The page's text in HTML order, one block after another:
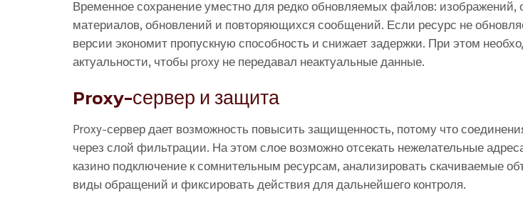
Временное сохранение уместно для редко обновляемых файлов: изображений,
материалов, обновлений и повторяющихся сообщений. Если ресурс не
версии экономит пропускную способность и снижает задержки. При этом
актуальности, чтобы proxy не передавал неактуальные данные.
Proxy-сервер и защита
Proxy-сервер дает возможность повысить защищенность, потому что
через слой фильтрации. На этом слое возможно отсекать нежелательные
казино подключение к сомнительным ресурсам, анализировать скачиваемые
виды обращений и фиксировать действия для дальнейшего контроля.